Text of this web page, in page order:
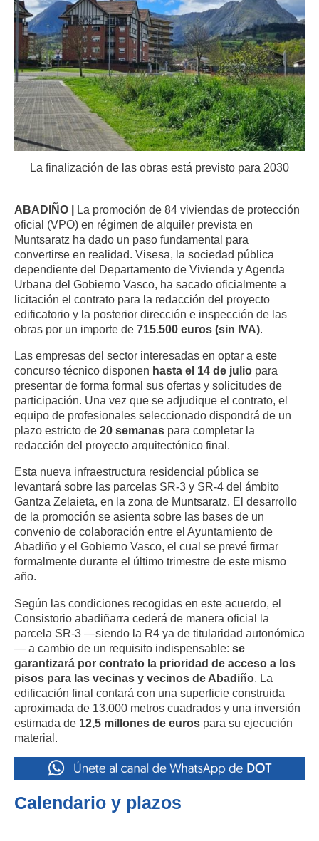
La finalización de las obras está previsto para 2030
ABADIÑO | La promoción de 84 viviendas de protección
oficial (VPO) en régimen de alquiler prevista en
Muntsaratz ha dado un paso fundamental para
convertirse en realidad. Visesa, la sociedad pública
dependiente del Departamento de Vivienda y Agenda
Urbana del Gobierno Vasco, ha sacado oficialmente a
licitación el contrato para la redacción del proyecto
edificatorio y la posterior dirección e inspección de las
obras por un importe de 715.500 euros (sin IVA).
Las empresas del sector interesadas en optar a este
concurso técnico disponen hasta el 14 de julio para
presentar de forma formal sus ofertas y solicitudes de
participación. Una vez que se adjudique el contrato, el
equipo de profesionales seleccionado dispondrá de un
plazo estricto de 20 semanas para completar la
redacción del proyecto arquitectónico final.
Esta nueva infraestructura residencial pública se
levantará sobre las parcelas SR-3 y SR-4 del ámbito
Gantza Zelaieta, en la zona de Muntsaratz. El desarrollo
de la promoción se asienta sobre las bases de un
convenio de colaboración entre el Ayuntamiento de
Abadiño y el Gobierno Vasco, el cual se prevé firmar
formalmente durante el último trimestre de este mismo
año.
Según las condiciones recogidas en este acuerdo, el
Consistorio abadiñarra cederá de manera oficial la
parcela SR-3 —siendo la R4 ya de titularidad autonómica
— a cambio de un requisito indispensable: se
garantizará por contrato la prioridad de acceso a los
pisos para las vecinas y vecinos de Abadiño. La
edificación final contará con una superficie construida
aproximada de 13.000 metros cuadrados y una inversión
estimada de 12,5 millones de euros para su ejecución
material.
Calendario y plazos